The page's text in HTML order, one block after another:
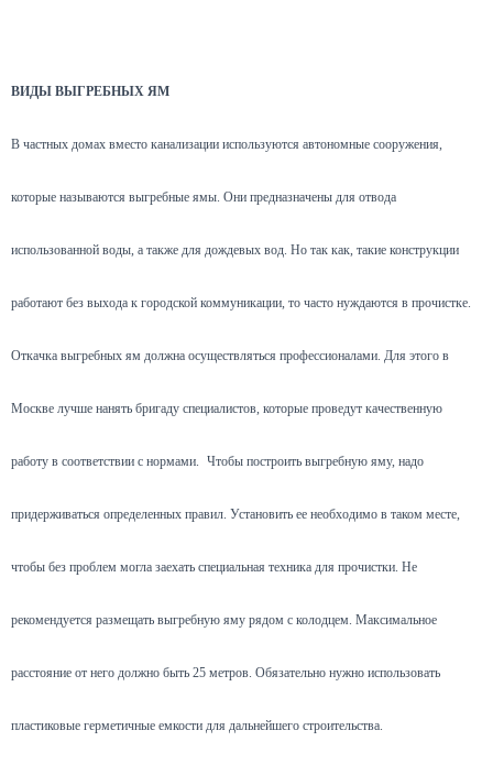
ВИДЫ ВЫГРЕБНЫХ ЯМ
В частных домах вместо канализации используются автономные сооружения,
которые называются выгребные ямы. Они предназначены для отвода
использованной воды, а также для дождевых вод. Но так как, такие конструкции
работают без выхода к городской коммуникации, то часто нуждаются в прочистке.
Откачка выгребных ям должна осуществляться профессионалами. Для этого в
Москве лучше нанять бригаду специалистов, которые проведут качественную
работу в соответствии с нормами. Чтобы построить выгребную яму, надо
придерживаться определенных правил. Установить ее необходимо в таком месте,
чтобы без проблем могла заехать специальная техника для прочистки. Не
рекомендуется размещать выгребную яму рядом с колодцем. Максимальное
расстояние от него должно быть 25 метров. Обязательно нужно использовать
пластиковые герметичные емкости для дальнейшего строительства.